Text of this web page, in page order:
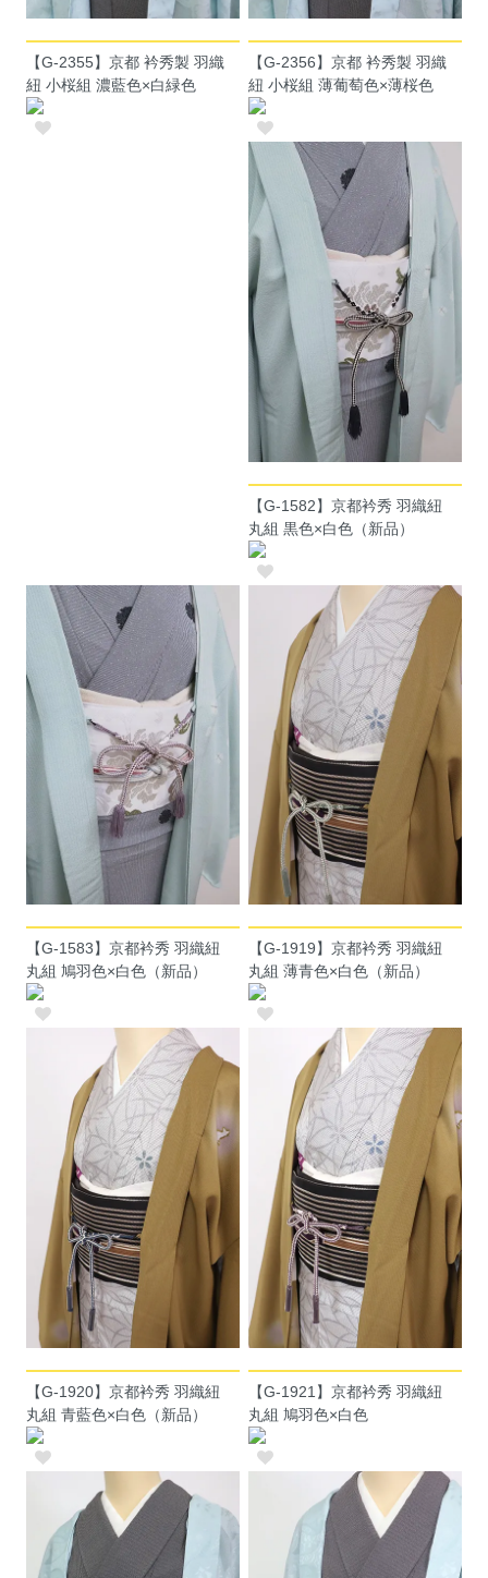
【G-2355】京都 衿秀製 羽織
紐 小桜組 濃藍色×白緑色
【G-2356】京都 衿秀製 羽織
紐 小桜組 薄葡萄色×薄桜色
【G-1582】京都衿秀 羽織紐
丸組 黒色×白色（新品）
【G-1583】京都衿秀 羽織紐
丸組 鳩羽色×白色（新品）
【G-1919】京都衿秀 羽織紐
丸組 薄青色×白色（新品）
【G-1920】京都衿秀 羽織紐
丸組 青藍色×白色（新品）
【G-1921】京都衿秀 羽織紐
丸組 鳩羽色×白色